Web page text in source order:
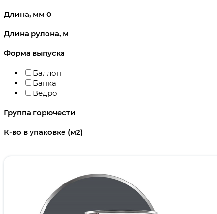
Длина, мм 0
Длина рулона, м
Форма выпуска
Баллон
Банка
Ведро
Группа горючести
К-во в упаковке (м2)